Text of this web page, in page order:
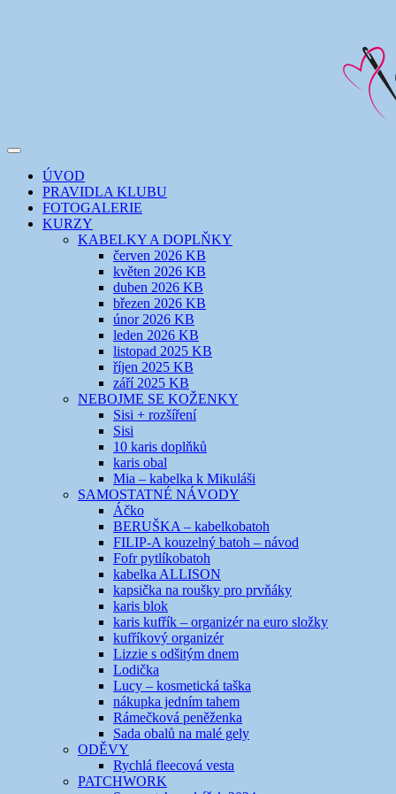
EVIKLUB
šicí klub
Toggle
navigation
ÚVOD
PRAVIDLA KLUBU
FOTOGALERIE
KURZY
KABELKY A DOPLŇKY
červen 2026 KB
květen 2026 KB
duben 2026 KB
březen 2026 KB
únor 2026 KB
leden 2026 KB
listopad 2025 KB
říjen 2025 KB
září 2025 KB
NEBOJME SE KOŽENKY
Sisi + rozšíření
Sisi
10 karis doplňků
karis obal
Mia – kabelka k Mikuláši
SAMOSTATNÉ NÁVODY
Áčko
BERUŠKA – kabelkobatoh
FILIP-A kouzelný batoh – návod
Fofr pytlíkobatoh
kabelka ALLISON
kapsička na roušky pro prvňáky
karis blok
karis kufřík – organizér na euro složky
kufříkový organizér
Lizzie s odšitým dnem
Lodička
Lucy – kosmetická taška
nákupka jedním tahem
Rámečková peněženka
Sada obalů na malé gely
ODĚVY
Rychlá fleecová vesta
PATCHWORK